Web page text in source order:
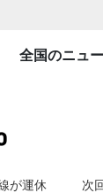
全国のニュ
が運休
次